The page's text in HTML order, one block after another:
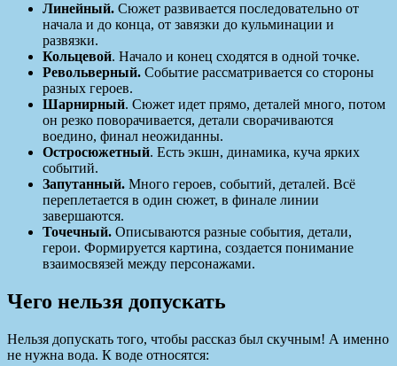
Линейный. Сюжет развивается последовательно от
начала и до конца, от завязки до кульминации и
развязки.
Кольцевой. Начало и конец сходятся в одной точке.
Револьверный. Событие рассматривается со стороны
разных героев.
Шарнирный. Сюжет идет прямо, деталей много, потом
он резко поворачивается, детали сворачиваются
воедино, финал неожиданны.
Остросюжетный. Есть экшн, динамика, куча ярких
событий.
Запутанный. Много героев, событий, деталей. Всё
переплетается в один сюжет, в финале линии
завершаются.
Точечный. Описываются разные события, детали,
герои. Формируется картина, создается понимание
взаимосвязей между персонажами.
Чего нельзя допускать
Нельзя допускать того, чтобы рассказ был скучным! А именно
не нужна вода. К воде относятся: